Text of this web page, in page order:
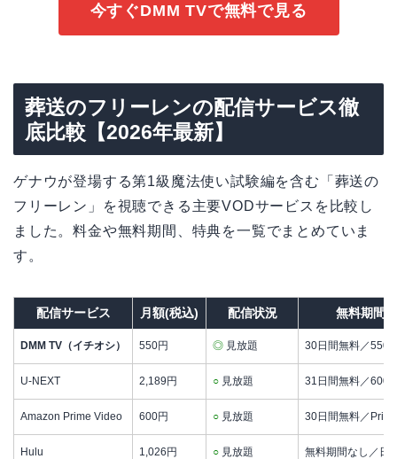
今すぐDMM TVで無料で見る
葬送のフリーレンの配信サービス徹
底比較【2026年最新】
ゲナウが登場する第1級魔法使い試験編を含む「葬送の
フリーレン」を視聴できる主要VODサービスを比較し
ました。料金や無料期間、特典を一覧でまとめていま
す。
配信サービス 月額(税込) 配信状況 無料期間
DMM TV（イチオシ） 550円 ◎ 見放題 30日間無料／
U-NEXT 2,189円 ○ 見放題 31日間無料／
Amazon Prime Video 600円 ○ 見放題 30日間無料／
Hulu 1,026円 ○ 見放題 無料期間なし／日